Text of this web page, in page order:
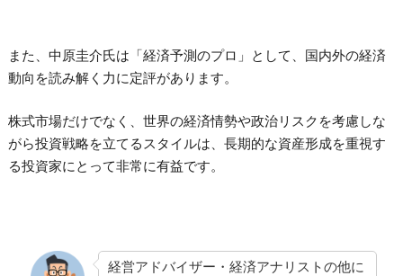
また、中原圭介氏は「経済予測のプロ」として、国内外の経済
動向を読み解く力に定評があります。
株式市場だけでなく、世界の経済情勢や政治リスクを考慮しな
がら投資戦略を立てるスタイルは、長期的な資産形成を重視す
る投資家にとって非常に有益です。
経営アドバイザー・経済アナリストの他に